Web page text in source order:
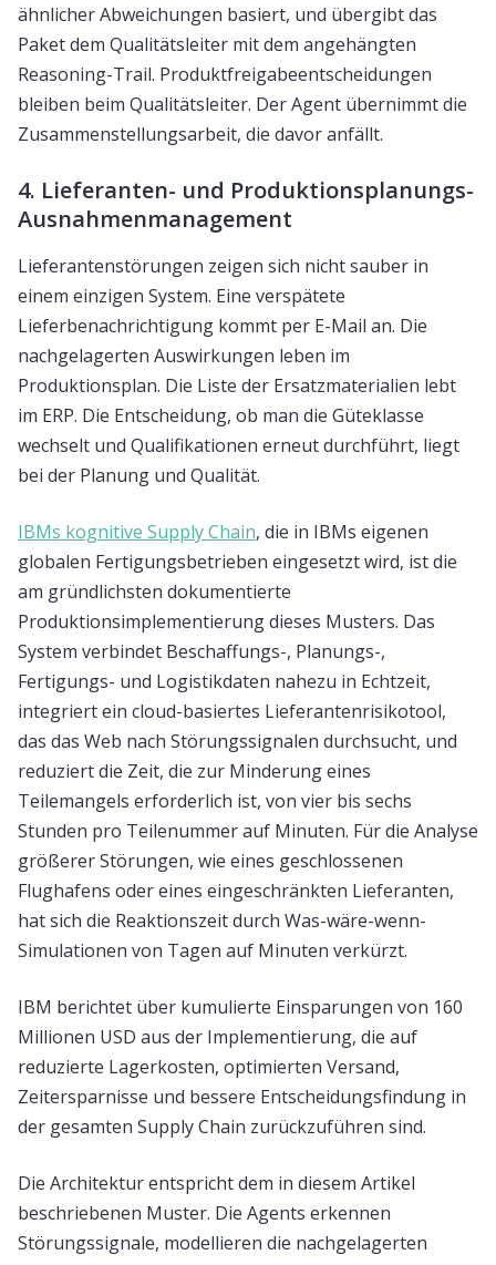
ähnlicher Abweichungen basiert, und übergibt das
Paket dem Qualitätsleiter mit dem angehängten
Reasoning-Trail. Produktfreigabeentscheidungen
bleiben beim Qualitätsleiter. Der Agent übernimmt die
Zusammenstellungsarbeit, die davor anfällt.
4. Lieferanten- und Produktionsplanungs-
Ausnahmenmanagement
Lieferantenstörungen zeigen sich nicht sauber in
einem einzigen System. Eine verspätete
Lieferbenachrichtigung kommt per E-Mail an. Die
nachgelagerten Auswirkungen leben im
Produktionsplan. Die Liste der Ersatzmaterialien lebt
im ERP. Die Entscheidung, ob man die Güteklasse
wechselt und Qualifikationen erneut durchführt, liegt
bei der Planung und Qualität.
IBMs kognitive Supply Chain, die in IBMs eigenen
globalen Fertigungsbetrieben eingesetzt wird, ist die
am gründlichsten dokumentierte
Produktionsimplementierung dieses Musters. Das
System verbindet Beschaffungs-, Planungs-,
Fertigungs- und Logistikdaten nahezu in Echtzeit,
integriert ein cloud-basiertes Lieferantenrisikotool,
das das Web nach Störungssignalen durchsucht, und
reduziert die Zeit, die zur Minderung eines
Teilemangels erforderlich ist, von vier bis sechs
Stunden pro Teilenummer auf Minuten. Für die Analyse
größerer Störungen, wie eines geschlossenen
Flughafens oder eines eingeschränkten Lieferanten,
hat sich die Reaktionszeit durch Was-wäre-wenn-
Simulationen von Tagen auf Minuten verkürzt.
IBM berichtet über kumulierte Einsparungen von 160
Millionen USD aus der Implementierung, die auf
reduzierte Lagerkosten, optimierten Versand,
Zeitersparnisse und bessere Entscheidungsfindung in
der gesamten Supply Chain zurückzuführen sind.
Die Architektur entspricht dem in diesem Artikel
beschriebenen Muster. Die Agents erkennen
Störungssignale, modellieren die nachgelagerten